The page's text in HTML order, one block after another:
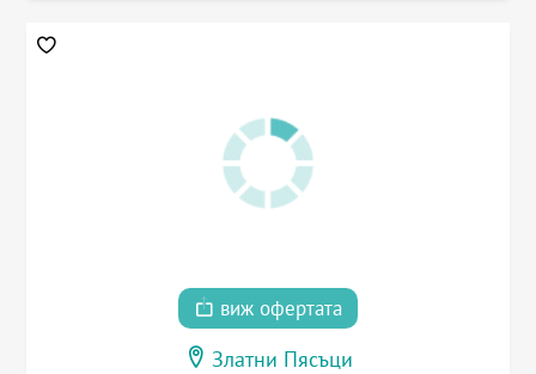
виж офертата
Златни Пясъци